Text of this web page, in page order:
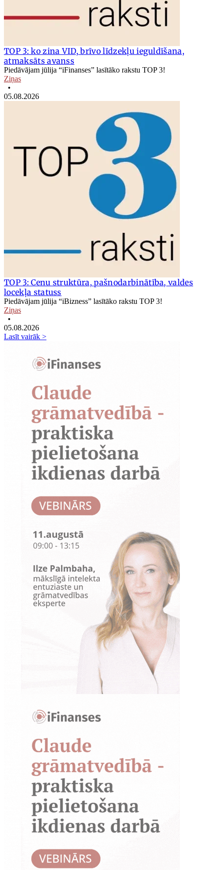
TOP 3: ko zina VID, brīvo līdzekļu ieguldīšana,
atmaksāts avanss
Piedāvājam jūlija “iFinanses” lasītāko rakstu TOP 3!
Ziņas
•
05.08.2026
TOP 3: Cenu struktūra, pašnodarbinātība, valdes
locekļa statuss
Piedāvājam jūlija “iBizness” lasītāko rakstu TOP 3!
Ziņas
•
05.08.2026
Lasīt vairāk >